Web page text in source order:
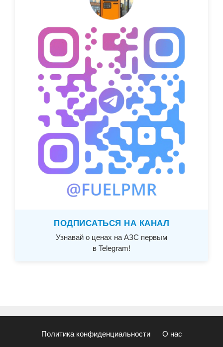
ПОДПИСАТЬСЯ НА КАНАЛ
Узнавай о ценах на АЗС первым
в Telegram!
Политика конфиденциальности О нас